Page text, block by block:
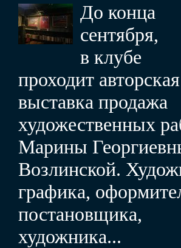
До конца
сентября,
в клубе
проходит авторская
выставка продажа
художественных
Марины
Возлинской.
графика,
постановщика,
художника...